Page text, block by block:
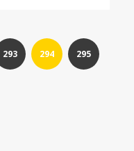
293 294 295